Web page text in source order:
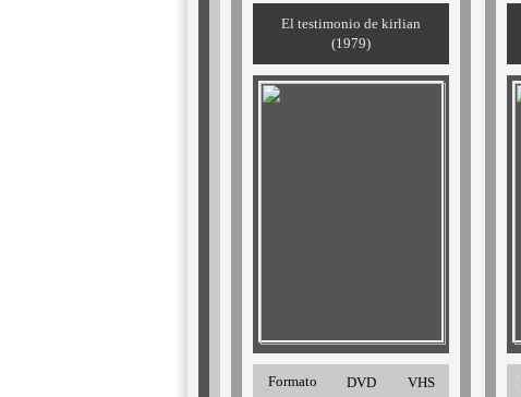
El testimonio de kirlian
(1979)
Formato DVD VHS